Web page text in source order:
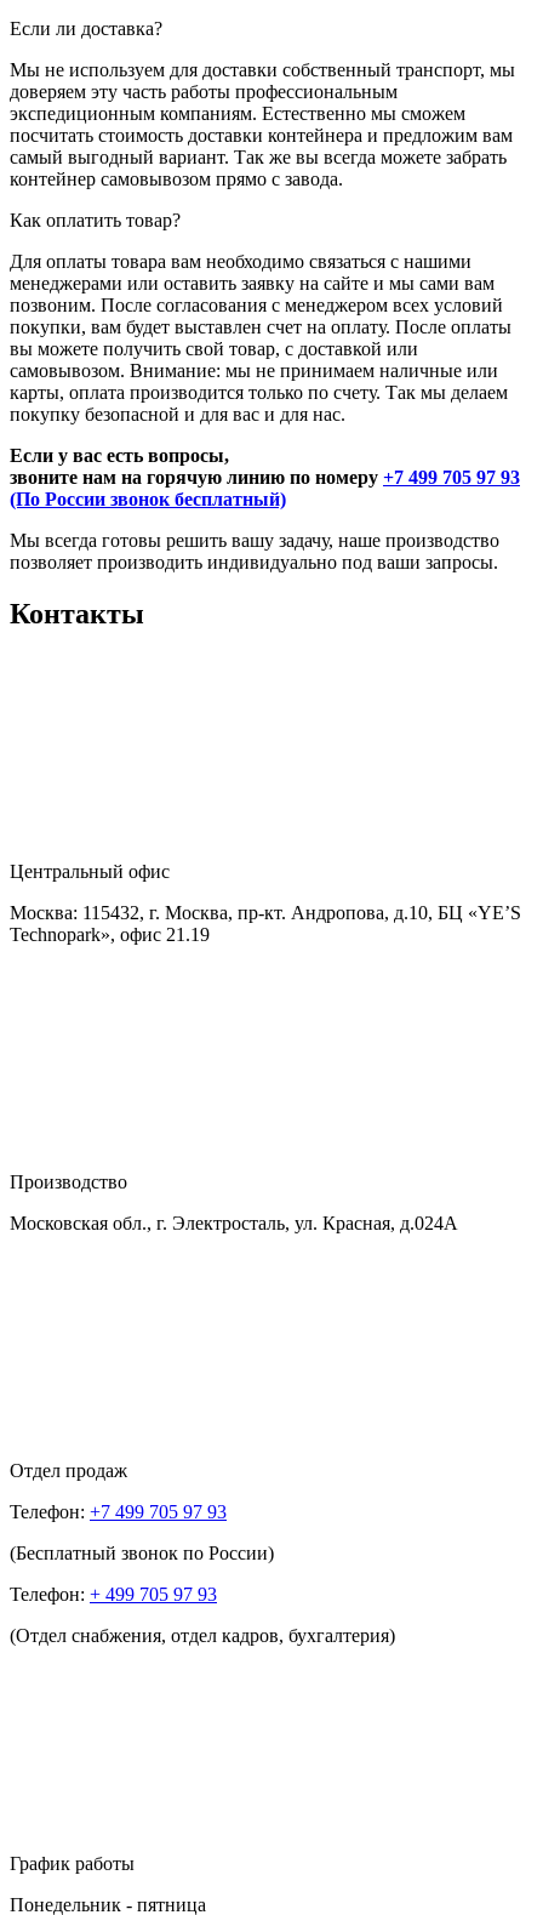
Если ли доставка?
Мы не используем для доставки собственный транспорт, мы
доверяем эту часть работы профессиональным
экспедиционным компаниям. Естественно мы сможем
посчитать стоимость доставки контейнера и предложим вам
самый выгодный вариант. Так же вы всегда можете забрать
контейнер самовывозом прямо с завода.
Как оплатить товар?
Для оплаты товара вам необходимо связаться с нашими
менеджерами или оставить заявку на сайте и мы сами вам
позвоним. После согласования с менеджером всех условий
покупки, вам будет выставлен счет на оплату. После оплаты
вы можете получить свой товар, с доставкой или
самовывозом. Внимание: мы не принимаем наличные или
карты, оплата производится только по счету. Так мы делаем
покупку безопасной и для вас и для нас.
Если у вас есть вопросы,
звоните нам на горячую линию по номеру +7 499 705 97 93
(По России звонок бесплатный)
Мы всегда готовы решить вашу задачу, наше производство
позволяет производить индивидуально под ваши запросы.
Контакты
Центральный офис
Москва: 115432, г. Москва, пр-кт. Андропова, д.10, БЦ «YE’S
Technopark», офис 21.19
Производство
Московская обл., г. Электросталь, ул. Красная, д.024А
Отдел продаж
Телефон: +7 499 705 97 93
(Бесплатный звонок по России)
Телефон: + 499 705 97 93
(Отдел снабжения, отдел кадров, бухгалтерия)
График работы
Понедельник - пятница